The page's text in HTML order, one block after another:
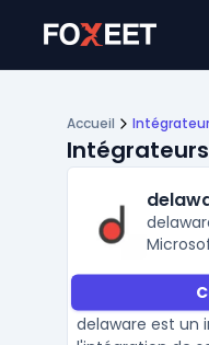
Accueil
delaware est un